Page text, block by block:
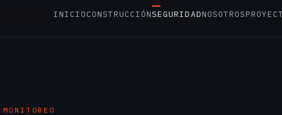
INICIOCONSTRUCCIÓNSEGURIDADNOSOTROS